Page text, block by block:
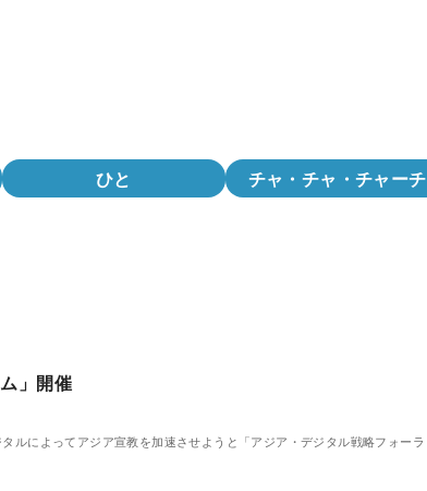
ひと チャ・チャ・チャーチ
」開催
ルによってアジア宣教を加速させようと「アジア・デジタル戦略フォーラ